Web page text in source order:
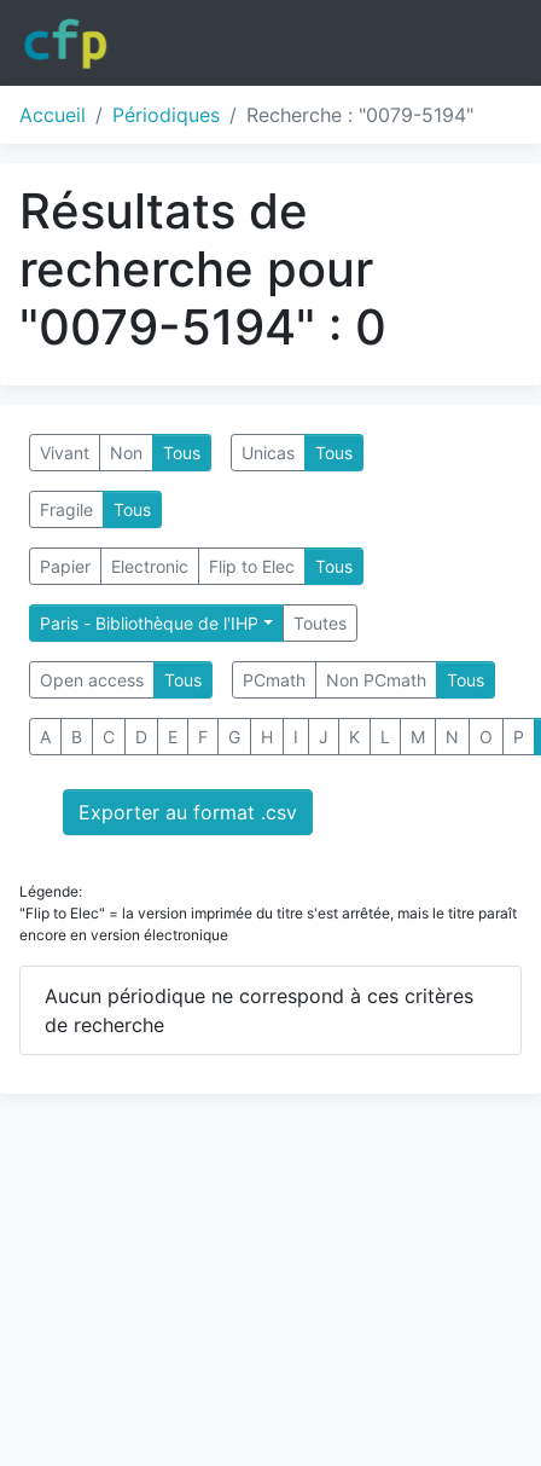
Accueil Périodiques Recherche : "0079-5194"
Résultats de
recherche pour
"0079-5194" : 0
Vivant Non Tous Unicas Tous
Fragile Tous
Papier Electronic Flip to Elec Tous
Paris - Bibliothèque de l'IHP Toutes
Open access Tous PCmath Non PCmath Tous
A B C D E F G H I J K L M N O P
Exporter au format .csv
Légende:
"Flip to Elec" = la version imprimée du titre s'est arrêtée, mais le titre paraît
encore en version électronique
Aucun périodique ne correspond à ces critères
de recherche